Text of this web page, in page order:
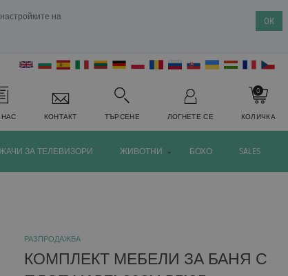
на
OK
НАС КОНТАКТ ТЪРСЕНЕ ЛОГНЕТЕ СЕ КОЛИЧКА
0
ЗА ТЕЛЕВИЗОРИ ЖИВОТНИ БОХО SALES
РАЗПРОДАЖБА
КОМПЛЕКТ МЕБЕЛИ ЗА БАНЯ С